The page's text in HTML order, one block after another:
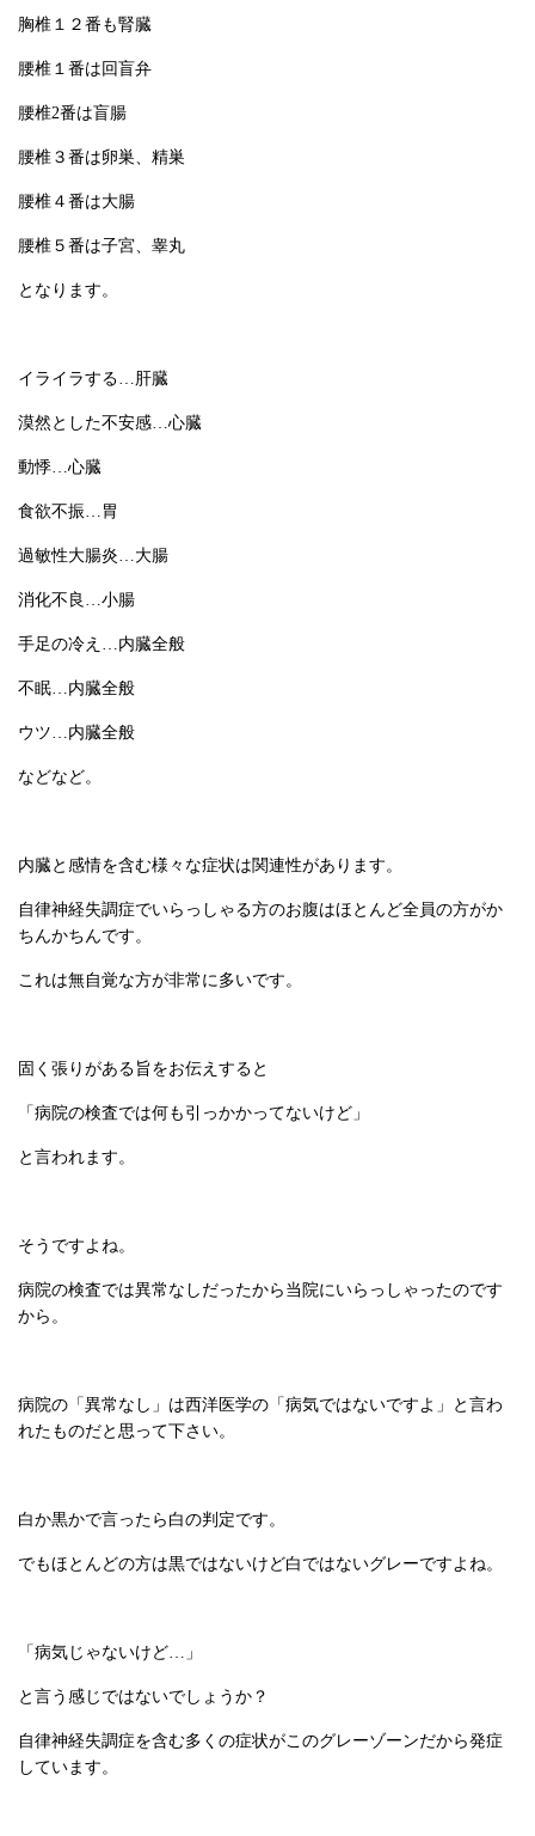
胸椎１２番も腎臓
腰椎１番は回盲弁
腰椎2番は盲腸
腰椎３番は卵巣、精巣
腰椎４番は大腸
腰椎５番は子宮、睾丸
となります。
イライラする…肝臓
漠然とした不安感…心臓
動悸…心臓
食欲不振…胃
過敏性大腸炎…大腸
消化不良…小腸
手足の冷え…内臓全般
不眠…内臓全般
ウツ…内臓全般
などなど。
内臓と感情を含む様々な症状は関連性があります。
自律神経失調症でいらっしゃる方のお腹はほとんど全員の方がか
ちんかちんです。
これは無自覚な方が非常に多いです。
固く張りがある旨をお伝えすると
「病院の検査では何も引っかかってないけど」
と言われます。
そうですよね。
病院の検査では異常なしだったから当院にいらっしゃったのです
から。
病院の「異常なし」は西洋医学の「病気ではないですよ」と言わ
れたものだと思って下さい。
白か黒かで言ったら白の判定です。
でもほとんどの方は黒ではないけど白ではないグレーですよね。
「病気じゃないけど…」
と言う感じではないでしょうか？
自律神経失調症を含む多くの症状がこのグレーゾーンだから発症
しています。